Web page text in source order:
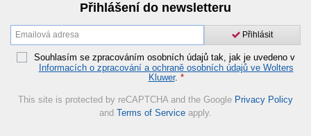
Přihlášení do newsletteru
Přihlásit
Souhlasím se zpracováním osobních údajů tak, jak je uvedeno v
Informacích o zpracování a ochraně osobních údajů ve Wolters
Kluwer. *
This site is protected by reCAPTCHA and the Google Privacy Policy
and Terms of Service apply.